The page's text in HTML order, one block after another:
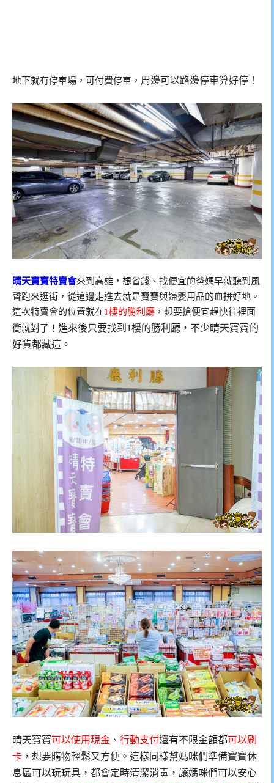
地下就有停車場，可付費停車， 周邊可以路邊停車算好停！
晴天寶寶特賣會來到高雄，想省錢、找便宜的爸媽早就聽到風
聲跑來逛街，從這邊走進去就是寶寶與婦嬰用品的血拼好地。
這次特賣會的位置就在1樓的勝利廳 ，想要搶便宜趕快往裡面
衝就對了！ 進來後只要找到1樓的勝利廳，不少晴天寶寶的
好貨都藏這。
晴天寶寶可以使用現金 、 行動支付還有不限金額都可以刷
卡 ，想要購物輕鬆又方便。這樣同樣幫媽咪們準備寶寶休
息區可以玩玩具，都會定時清潔消毒，讓媽咪們可以安心